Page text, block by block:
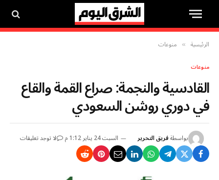
الرئيسية » منوعات
منوعات
القادسية والنجمة: صراع القمة والقاع
في دوري روشن السعودي
بواسطةفريق التحرير السبت 24 يناير 1:12 م لا توجد تعليقات